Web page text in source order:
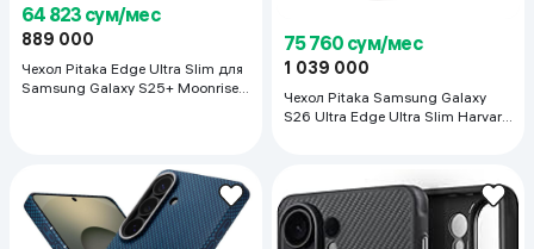
64 823 сум/мес
889 000
Чехол Pitaka Edge Ultra Slim для
Samsung Galaxy S25+ Moonrise,
75 760 сум/мес
1 039 000
Чехол Pitaka Samsung Galaxy
S26 Ultra Edge Ultra Slim Harvard